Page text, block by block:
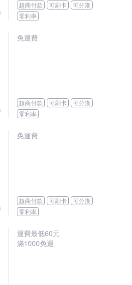
超商付款 可刷卡
可分期
零利率
免運費
超商付款 可刷卡
可分期
零利率
免運費
超商付款 可刷卡
可分期
零利率
運費最低60元
滿1000免運